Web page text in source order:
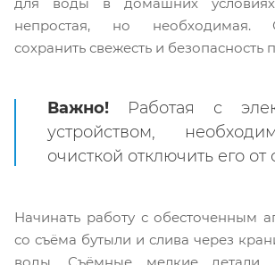
непростая, но необходимая.
сохранить свежесть и безопасность
Важно! Работая с
устройством,
очисткой отключить его от
Начинать работу с обесточенным
со съёма бутыли и слива через